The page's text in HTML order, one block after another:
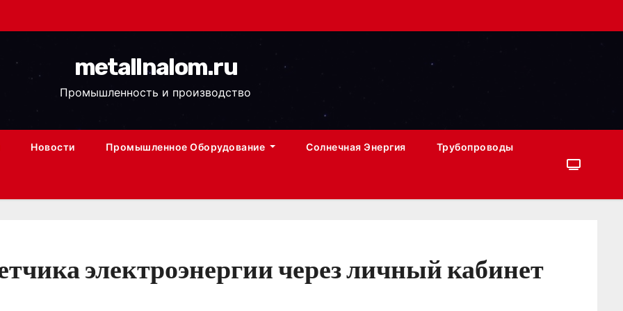
metallnalom.ru
Промышленность и производство
Новости Промышленное Оборудование Солнечная Энергия Трубопроводы
электроэнергии через личный кабинет